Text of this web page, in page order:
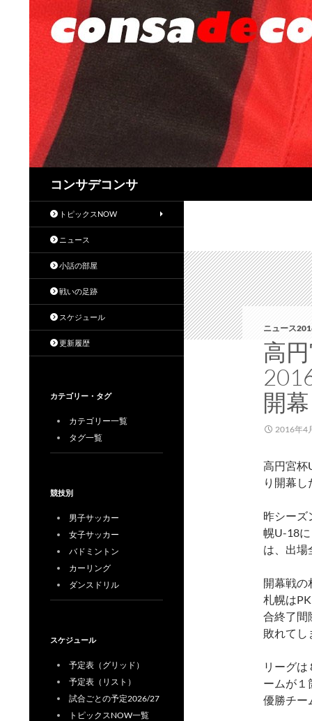
コンサデコンサ
ニュース
高
開幕
2016年4
高円宮杯
り開幕し
昨シーズ
幌U-18
は、出場
開幕戦の
札幌は
合終了間
敗れてし
リーグ
ームが１
優勝チー
トピックスNOW
ニュース
小話の部屋
戦いの足跡
スケジュール
更新履歴
カテゴリー・タグ
カテゴリー一覧
タグ一覧
競技別
男子サッカー
女子サッカー
バドミントン
カーリング
ダンスドリル
スケジュール
予定表（グリッド）
予定表（リスト）
試合ごとの予定2026/27
トピックスNOW一覧